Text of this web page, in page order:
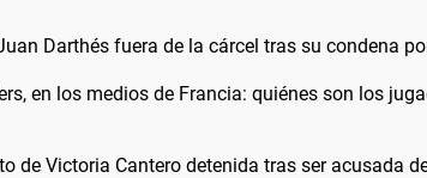
Darthés fuera de la cárcel tras su condena
en los medios de Francia: quiénes son los
de Victoria Cantero detenida tras ser acusada